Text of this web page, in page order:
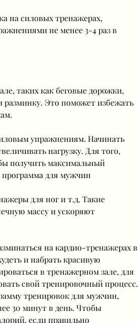
на силовых тренажерах,
не менее 3-4 раз в
таких как беговые дорожки,
разминку. Это поможет избежать
упражнениям. Начинать
нагрузку. Для того,
получить максимальный
программа для мужчин
для ног и т.д. Такие
массу и ускоряют
на кардио-тренажерах в
и набрать красивую
в тренажерном зале, для
свой тренировочный процесс.
тренировок для мужчин,
30 минут в день. Чтобы
если правильно